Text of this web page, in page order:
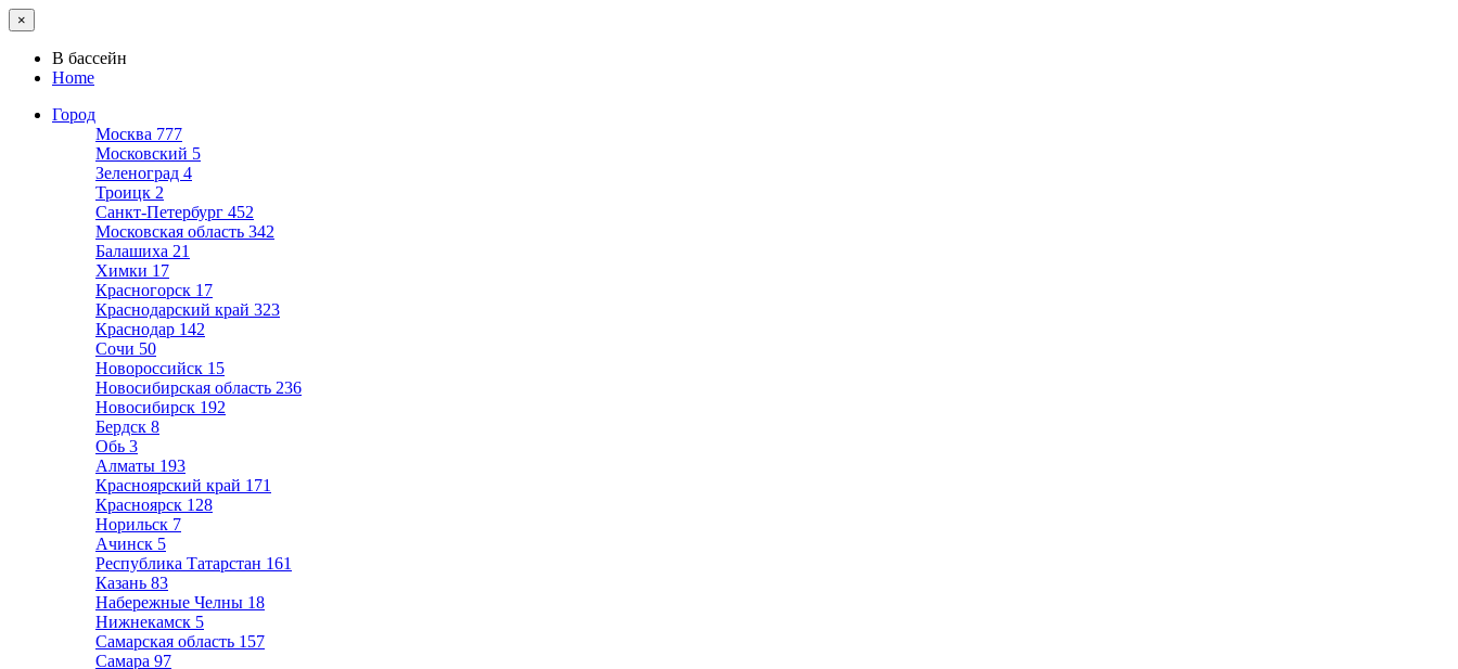
×
В бассейн
Home
Город
Москва 777
Московский 5
Зеленоград 4
Троицк 2
Санкт-Петербург 452
Московская область 342
Балашиха 21
Химки 17
Красногорск 17
Краснодарский край 323
Краснодар 142
Сочи 50
Новороссийск 15
Новосибирская область 236
Новосибирск 192
Бердск 8
Обь 3
Алматы 193
Красноярский край 171
Красноярск 128
Норильск 7
Ачинск 5
Республика Татарстан 161
Казань 83
Набережные Челны 18
Нижнекамск 5
Самарская область 157
Самара 97